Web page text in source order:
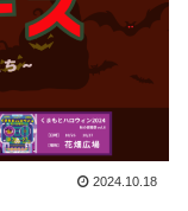
2024.10.18